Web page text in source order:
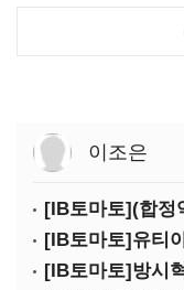
이조은